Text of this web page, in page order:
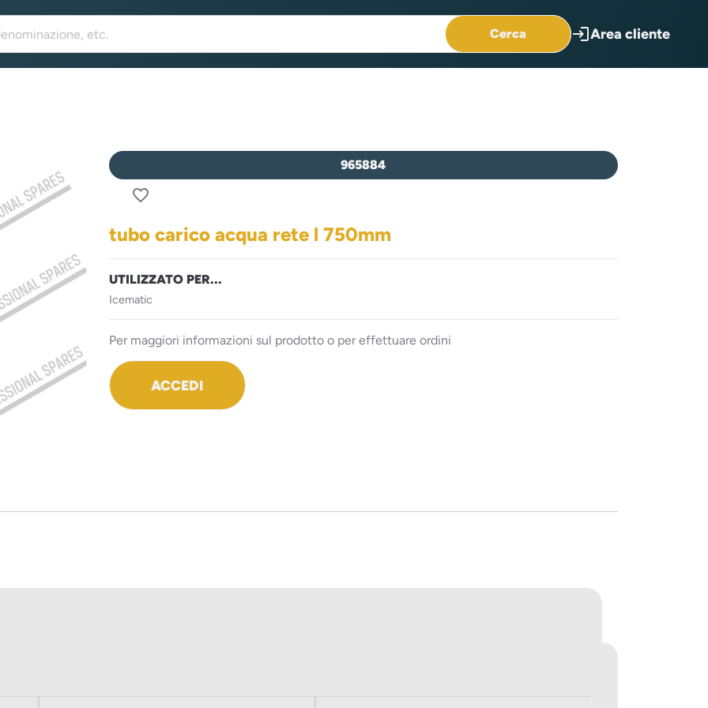
Cerca loginArea cliente
965884
favorite_border
tubo carico acqua rete l 750mm
UTILIZZATO PER...
Icematic
Per maggiori informazioni sul prodotto o per effettuare ordini
ACCEDI